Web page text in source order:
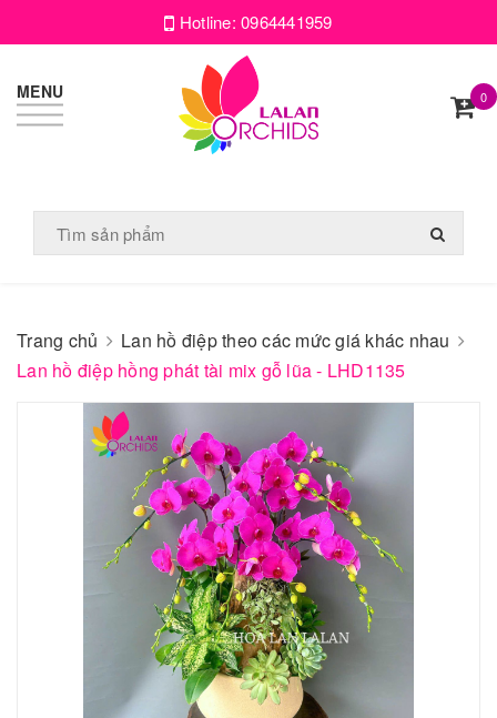
Hotline:0964441959
MENU 0
Trang chủ
Lan hồ điệp theo các mức giá khác nhau
Lan hồ điệp hồng phát tài mix gỗ lũa - LHD1135